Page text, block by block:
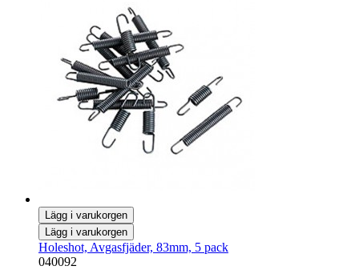
Lägg i varukorgen
Lägg i varukorgen
Holeshot, Avgasfjäder, 83mm, 5 pack
040092